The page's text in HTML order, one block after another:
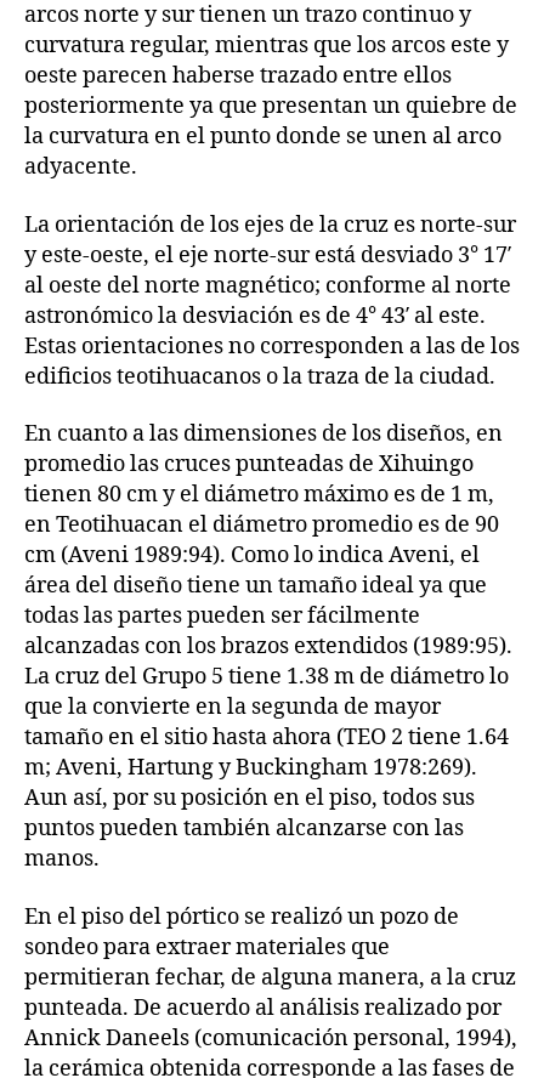
arcos norte y sur tienen un trazo continuo y
curvatura regular, mientras que los arcos este y
oeste parecen haberse trazado entre ellos
posteriormente ya que presentan un quiebre de
la curvatura en el punto donde se unen al arco
adyacente.
La orientación de los ejes de la cruz es norte-sur
y este-oeste, el eje norte-sur está desviado 3° 17′
al oeste del norte magnético; conforme al norte
astronómico la desviación es de 4° 43′ al este.
Estas orientaciones no corresponden a las de los
edificios teotihuacanos o la traza de la ciudad.
En cuanto a las dimensiones de los diseños, en
promedio las cruces punteadas de Xihuingo
tienen 80 cm y el diámetro máximo es de 1 m,
en Teotihuacan el diámetro promedio es de 90
cm (Aveni 1989:94). Como lo indica Aveni, el
área del diseño tiene un tamaño ideal ya que
todas las partes pueden ser fácilmente
alcanzadas con los brazos extendidos (1989:95).
La cruz del Grupo 5 tiene 1.38 m de diámetro lo
que la convierte en la segunda de mayor
tamaño en el sitio hasta ahora (TEO 2 tiene 1.64
m; Aveni, Hartung y Buckingham 1978:269).
Aun así, por su posición en el piso, todos sus
puntos pueden también alcanzarse con las
manos.
En el piso del pórtico se realizó un pozo de
sondeo para extraer materiales que
permitieran fechar, de alguna manera, a la cruz
punteada. De acuerdo al análisis realizado por
Annick Daneels (comunicación personal, 1994),
la cerámica obtenida corresponde a las fases de